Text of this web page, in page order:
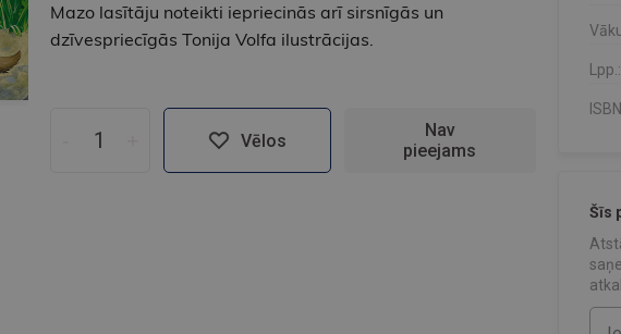
Mazo lasītāju noteikti iepriecinās arī sirsnīgās un
dzīvespriecīgās Tonija Volfa ilustrācijas.
Vēlos
Nav
pieejams
Lpp.:
Šīs